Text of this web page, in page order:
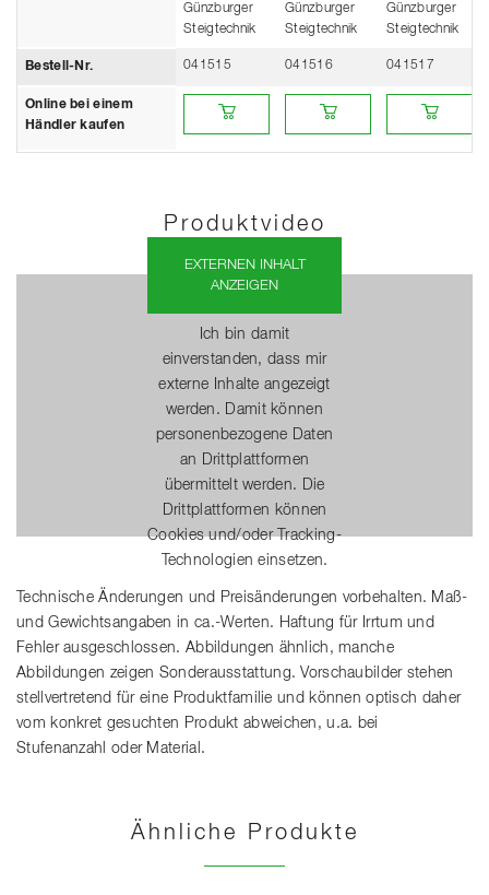
Günzburger
Steigtechnik
Günzburger
Steigtechnik
Günzburger
Steigtechnik
Bestell-Nr. 041515 041516 041517
Online bei einem
Händler kaufen
Online bei einem Händler kaufen
Online bei einem Händler
Online bei
Produktvideo
EXTERNEN INHALT
ANZEIGEN
Ich bin damit
einverstanden, dass mir
externe Inhalte angezeigt
werden. Damit können
personenbezogene Daten
an Drittplattformen
übermittelt werden. Die
Drittplattformen können
Cookies und/oder Tracking-
Technologien einsetzen.
Technische Änderungen und Preisänderungen vorbehalten. Maß-
und Gewichtsangaben in ca.-Werten. Haftung für Irrtum und
Fehler ausgeschlossen. Abbildungen ähnlich, manche
Abbildungen zeigen Sonderausstattung. Vorschaubilder stehen
stellvertretend für eine Produktfamilie und können optisch daher
vom konkret gesuchten Produkt abweichen, u.a. bei
Stufenanzahl oder Material.
Ähnliche Produkte